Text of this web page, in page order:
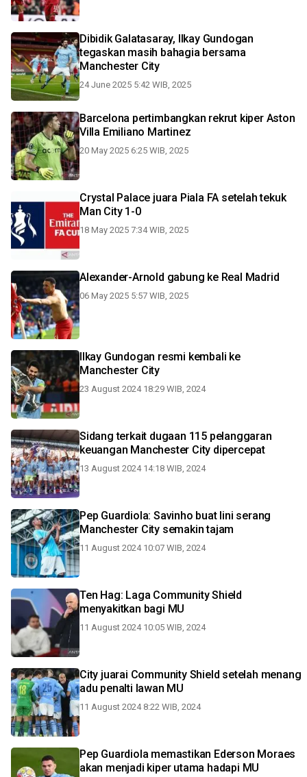
Dibidik Galatasaray, Ilkay Gundogan
tegaskan masih bahagia bersama
Manchester City
24 June 2025 5:42 WIB, 2025
Barcelona pertimbangkan rekrut kiper Aston
Villa Emiliano Martinez
20 May 2025 6:25 WIB, 2025
Crystal Palace juara Piala FA setelah tekuk
Man City 1-0
18 May 2025 7:34 WIB, 2025
Alexander-Arnold gabung ke Real Madrid
06 May 2025 5:57 WIB, 2025
Ilkay Gundogan resmi kembali ke
Manchester City
23 August 2024 18:29 WIB, 2024
Sidang terkait dugaan 115 pelanggaran
keuangan Manchester City dipercepat
13 August 2024 14:18 WIB, 2024
Pep Guardiola: Savinho buat lini serang
Manchester City semakin tajam
11 August 2024 10:07 WIB, 2024
Ten Hag: Laga Community Shield
menyakitkan bagi MU
11 August 2024 10:05 WIB, 2024
City juarai Community Shield setelah menang
adu penalti lawan MU
11 August 2024 8:22 WIB, 2024
Pep Guardiola memastikan Ederson Moraes
akan menjadi kiper utama hadapi MU